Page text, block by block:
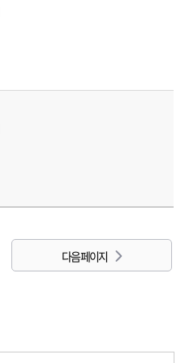
다음 페이지